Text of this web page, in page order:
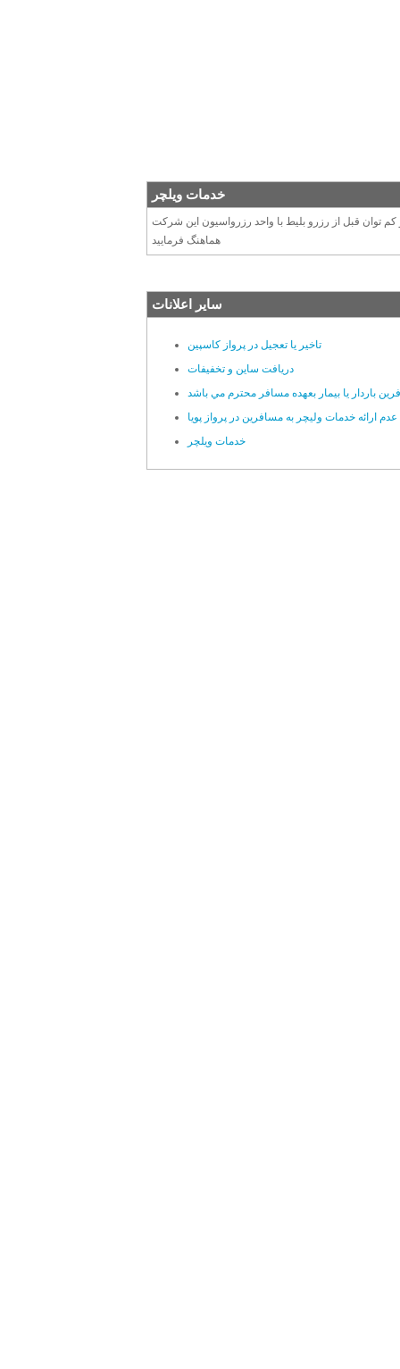
خدمات ویلچر
توان قبل از رزرو بليط با واحد رزرواسيون اين شرکت
سایر اعلانات
تاخیر یا تعجیل در پرواز کاسپین
دریافت ساین و تخفیفات
باردار يا بيمار بعهده مسافر محترم مي باشد
عدم ارائه خدمات ولیچر به مسافرین در پرواز پویا
خدمات ویلچر